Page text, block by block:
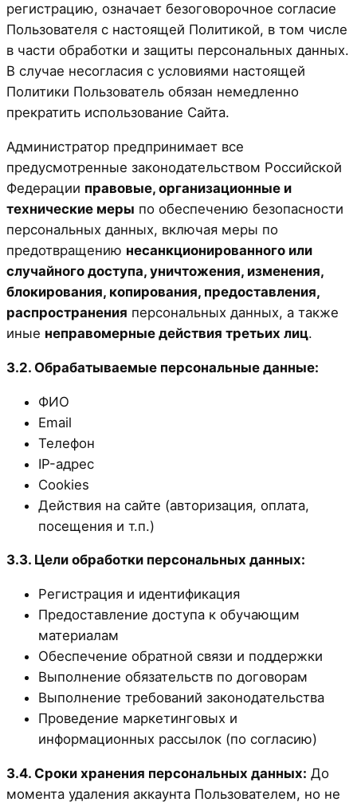
регистрацию, означает безоговорочное согласие
Пользователя с настоящей Политикой, в том числе
в части обработки и защиты персональных данных.
В случае несогласия с условиями настоящей
Политики Пользователь обязан немедленно
прекратить использование Сайта.
Администратор предпринимает все
предусмотренные законодательством Российской
Федерации правовые, организационные и
технические меры по обеспечению безопасности
персональных данных, включая меры по
предотвращению несанкционированного или
случайного доступа, уничтожения, изменения,
блокирования, копирования, предоставления,
распространения персональных данных, а также
иные неправомерные действия третьих лиц.
3.2. Обрабатываемые персональные данные:
ФИО
Email
Телефон
IP-адрес
Cookies
Действия на сайте (авторизация, оплата,
посещения и т.п.)
3.3. Цели обработки персональных данных:
Регистрация и идентификация
Предоставление доступа к обучающим
материалам
Обеспечение обратной связи и поддержки
Выполнение обязательств по договорам
Выполнение требований законодательства
Проведение маркетинговых и
информационных рассылок (по согласию)
3.4. Сроки хранения персональных данных: До
момента удаления аккаунта Пользователем, но не